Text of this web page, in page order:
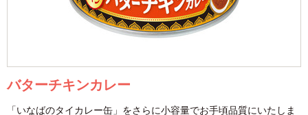
バターチキンカレー
「いなばのタイカレー缶」をさらに小容量でお手頃品質にいたしま